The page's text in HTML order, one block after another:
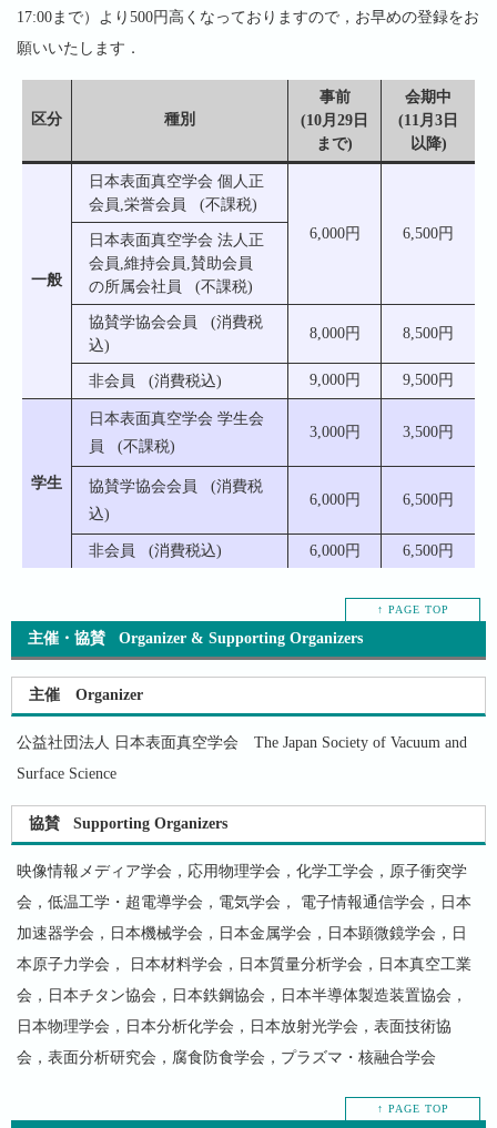
17:00まで）より500円高くなっておりますので，お早めの登録をお
願いいたします．
区分 種別
事前
(10月29日
まで)
会期中
(11月3日
以降)
一般
日本表面真空学会 個人正
会員,栄誉会員 (不課税)
6,000円
6,500円
日本表面真空学会 法人正
会員,維持会員,賛助会員
の所属会社員 (不課税)
協賛学協会会員 (消費税
込)
8,000円 8,500円
非会員 (消費税込) 9,000円 9,500円
学生
日本表面真空学会 学生会
員 (不課税)
3,000円 3,500円
協賛学協会会員 (消費税
込)
6,000円 6,500円
非会員 (消費税込) 6,000円 6,500円
↑ PAGE TOP
主催・協賛 Organizer & Supporting Organizers
主催 Organizer
公益社団法人 日本表面真空学会 The Japan Society of Vacuum and
Surface Science
協賛 Supporting Organizers
映像情報メディア学会，応用物理学会，化学工学会，原子衝突学
会，低温工学・超電導学会，電気学会， 電子情報通信学会，日本
加速器学会，日本機械学会，日本金属学会，日本顕微鏡学会，日
本原子力学会， 日本材料学会，日本質量分析学会，日本真空工業
会，日本チタン協会，日本鉄鋼協会，日本半導体製造装置協会，
日本物理学会，日本分析化学会，日本放射光学会，表面技術協
会，表面分析研究会，腐食防食学会，プラズマ・核融合学会
↑ PAGE TOP